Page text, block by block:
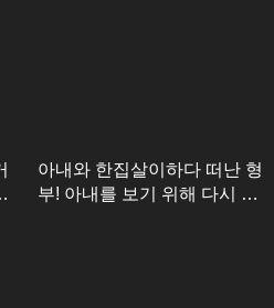
아내와 한집살이하다 떠난 형
부! 아내를 보기 위해 다시 나